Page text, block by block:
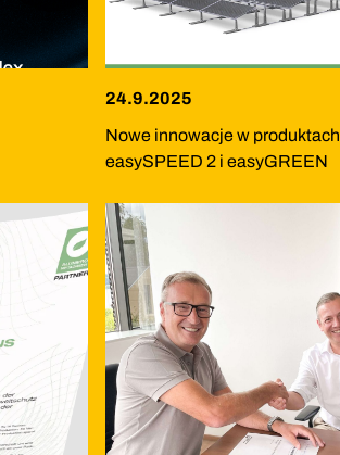
24.9.2025
Nowe innowacje w produktach
easySPEED 2 i easyGREEN